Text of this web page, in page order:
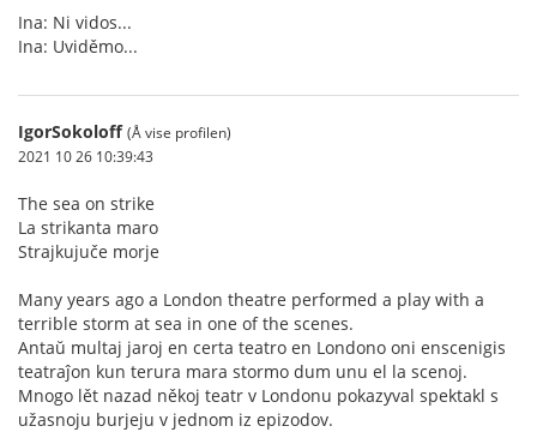
Ina: Ni vidos...
Ina: Uviděmo...
IgorSokoloff (Å vise profilen)
2021 10 26 10:39:43
The sea on strike
La strikanta maro
Strajkujuče morje
Many years ago a London theatre performed a play with a
terrible storm at sea in one of the scenes.
Antaŭ multaj jaroj en certa teatro en Londono oni enscenigis
teatraĵon kun terura mara stormo dum unu el la scenoj.
Mnogo lět nazad někoj teatr v Londonu pokazyval spektakl s
užasnoju burjeju v jednom iz epizodov.